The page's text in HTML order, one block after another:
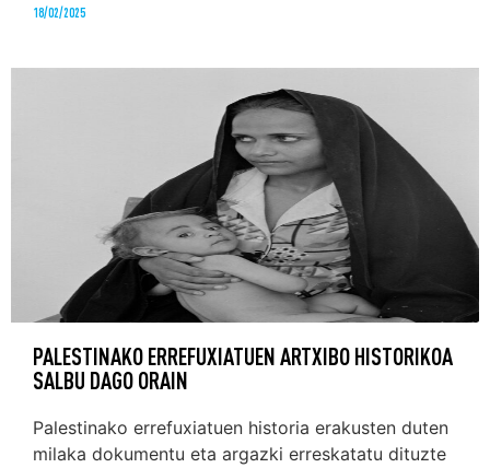
18/02/2025
PALESTINAKO ERREFUXIATUEN ARTXIBO HISTORIKOA
SALBU DAGO ORAIN
Palestinako errefuxiatuen historia erakusten duten
milaka dokumentu eta argazki erreskatatu dituzte